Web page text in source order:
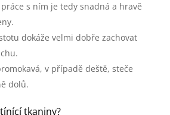
práce s ním je tedy snadná a hravě
dokáže velmi dobře zachovat
v případě deště, steče
dolů.
tkaniny?